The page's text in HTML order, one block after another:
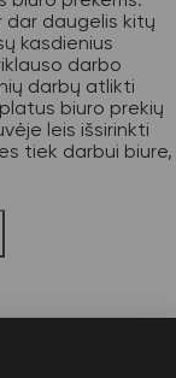
dar daugelis kitų
kasdienius
darbo
darbų atlikti
biuro prekių
leis išsirinkti
tiek darbui biure,